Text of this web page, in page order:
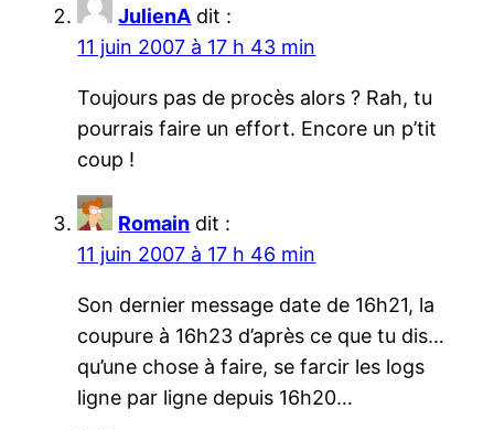
JulienA dit :
11 juin 2007 à 17 h 43 min
Toujours pas de procès alors ? Rah, tu
pourrais faire un effort. Encore un p’tit
coup !
Romain dit :
11 juin 2007 à 17 h 46 min
Son dernier message date de 16h21, la
coupure à 16h23 d’après ce que tu dis…
qu’une chose à faire, se farcir les logs
ligne par ligne depuis 16h20…